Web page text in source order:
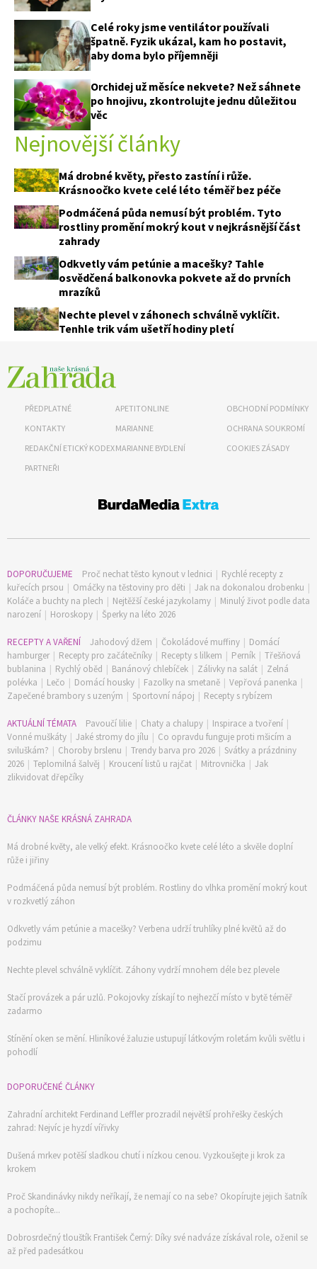
Celé roky jsme ventilátor používali
špatně. Fyzik ukázal, kam ho postavit,
aby doma bylo příjemněji
Orchidej už měsíce nekvete? Než sáhnete
po hnojivu, zkontrolujte jednu důležitou
věc
Nejnovější články
Má drobné květy, přesto zastíní i růže.
Krásnoočko kvete celé léto téměř bez péče
Podmáčená půda nemusí být problém. Tyto
rostliny promění mokrý kout v nejkrásnější část
zahrady
Odkvetly vám petúnie a macešky? Tahle
osvědčená balkonovka pokvete až do prvních
mrazíků
Nechte plevel v záhonech schválně vyklíčit.
Tenhle trik vám ušetří hodiny pletí
PŘEDPLATNÉ
KONTAKTY
REDAKČNÍ ETICKÝ KODEX
PARTNEŘI
APETITONLINE
MARIANNE
MARIANNE BYDLENÍ
OBCHODNÍ PODMÍNKY
OCHRANA SOUKROMÍ
COOKIES ZÁSADY
DOPORUČUJEME Proč nechat těsto kynout v lednici | Rychlé recepty z
kuřecích prsou | Omáčky na těstoviny pro děti | Jak na dokonalou drobenku |
Koláče a buchty na plech | Nejtěžší české jazykolamy | Minulý život podle data
narození | Horoskopy | Šperky na léto 2026
RECEPTY A VAŘENÍ Jahodový džem | Čokoládové muffiny | Domácí
hamburger | Recepty pro začátečníky | Recepty s lilkem | Perník | Třešňová
bublanina | Rychlý oběd | Banánový chlebíček | Zálivky na salát | Zelná
polévka | Lečo | Domácí housky | Fazolky na smetaně | Vepřová panenka |
Zapečené brambory s uzeným | Sportovní nápoj | Recepty s rybízem
AKTUÁLNÍ TÉMATA Pavoučí lilie | Chaty a chalupy | Inspirace a tvoření |
Vonné muškáty | Jaké stromy do jílu | Co opravdu funguje proti mšicím a
sviluškám? | Choroby brslenu | Trendy barva pro 2026 | Svátky a prázdniny
2026 | Teplomilná šalvěj | Kroucení listů u rajčat | Mitrovnička | Jak
zlikvidovat dřepčíky
ČLÁNKY NAŠE KRÁSNÁ ZAHRADA
Má drobné květy, ale velký efekt. Krásnoočko kvete celé léto a skvěle doplní
růže i jiřiny
Podmáčená půda nemusí být problém. Rostliny do vlhka promění mokrý kout
v rozkvetlý záhon
Odkvetly vám petúnie a macešky? Verbena udrží truhlíky plné květů až do
podzimu
Nechte plevel schválně vyklíčit. Záhony vydrží mnohem déle bez plevele
Stačí provázek a pár uzlů. Pokojovky získají to nejhezčí místo v bytě téměř
zadarmo
Stínění oken se mění. Hliníkové žaluzie ustupují látkovým roletám kvůli světlu i
pohodlí
DOPORUČENÉ ČLÁNKY
Zahradní architekt Ferdinand Leffler prozradil největší prohřešky českých
zahrad: Nejvíc je hyzdí vířivky
Dušená mrkev potěší sladkou chutí i nízkou cenou. Vyzkoušejte ji krok za
krokem
Proč Skandinávky nikdy neříkají, že nemají co na sebe? Okopírujte jejich šatník
a pochopíte...
Dobrosrdečný tlouštík František Černý: Díky své nadváze získával role, oženil se
až před padesátkou